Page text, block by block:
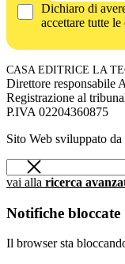
Dichiaro di
accettare tutte
CASA EDITRICE LA
Direttore responsabile
Registrazione al
P.IVA 02204360875
Sito Web sviluppato da
vai alla ricerca
Notifiche bloccate
Il browser sta